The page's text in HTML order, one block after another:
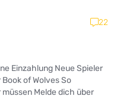
22
Einzahlung Neue Spieler
of Wolves So
Melde dich über